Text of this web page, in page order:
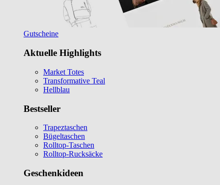
Gutscheine
Aktuelle Highlights
Market Totes
Transformative Teal
Hellblau
Bestseller
Trapeztaschen
Bügeltaschen
Rolltop-Taschen
Rolltop-Rucksäcke
Geschenkideen